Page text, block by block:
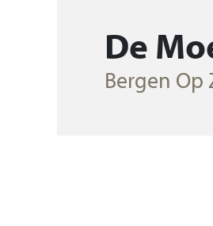
De
Bergen Op